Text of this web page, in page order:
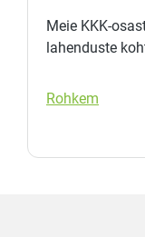
Meie KKK-
lahenduste
Rohkem